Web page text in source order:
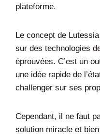
plateforme.
Le concept de
sur des technologies
éprouvées. C’est un
une idée rapide de
challenger sur ses
Cependant, il ne faut
solution miracle et